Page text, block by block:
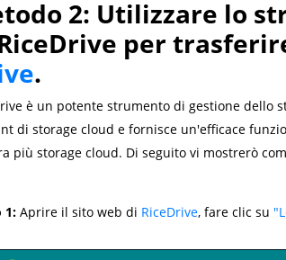
2: Utilizzare lo
per
.
è un potente strumento di gestione dello
di storage cloud e fornisce un'efficace
più storage cloud. Di seguito vi mostrerò
1: Aprire il sito web di RiceDrive, fare clic su